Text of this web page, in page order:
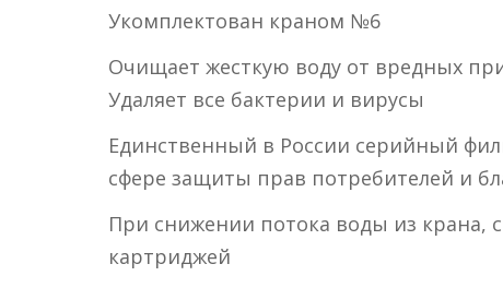
Укомплектован краном №6
Очищает жесткую воду от вредных
Удаляет все бактерии и вирусы
Единственный в России серийный
сфере защиты прав потребителей и
При снижении потока воды из крана,
картриджей